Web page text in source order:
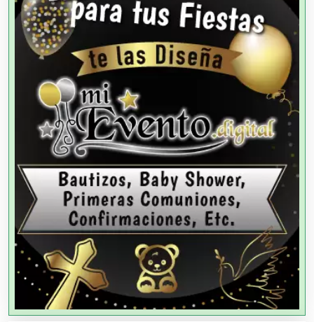
Agencias de Cobranza
Agencias de Colocación
Agencias de Modelos
Agencias de Publicidad
Agencias de Viajes
Agricultores